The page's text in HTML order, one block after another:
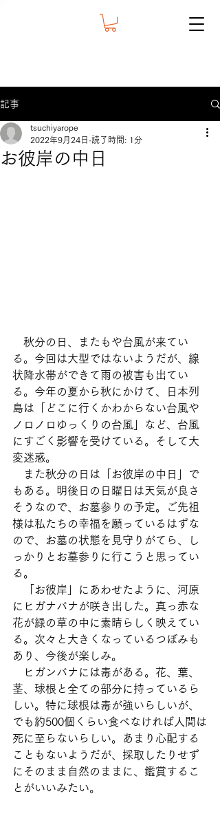
記事
お彼岸の中日
tsuchiyarope
2022年9月24日 読了時間: 1分
秋分の日、またもや台風が来てい
る。今回は大型ではないようだが、線
状降水帯ができて雨の被害も出てい
る。今年の夏から秋にかけて、日本列
島は「どこに行くかわからない台風や
ノロノロゆっくりの台風」など、台風
にすごく影響を受けている。そして大
変迷惑。
また秋分の日は「お彼岸の中日」で
もある。明後日の日曜日は天気が良さ
そうなので、お墓参りの予定。ご先祖
様は私たちの幸福を願っているはずな
ので、お墓の状態を見守りがてら、し
っかりとお墓参りに行こうと思ってい
る。
「お彼岸」にあわせたように、河原
にヒガナバナが咲き出した。真っ赤な
花が緑の草の中に素晴らしく映えてい
る。次々と大きくなっているつぼみも
あり、今後が楽しみ。
ヒガンバナには毒がある。花、葉、
茎、球根と全ての部分に持っているら
しい。特に球根は毒が強いらしいが、
でも約500個くらい食べなければ人間は
死に至らないらしい。あまり心配する
こともないようだが、採取したりせず
にそのまま自然のままに、鑑賞するこ
とがいいみたい。